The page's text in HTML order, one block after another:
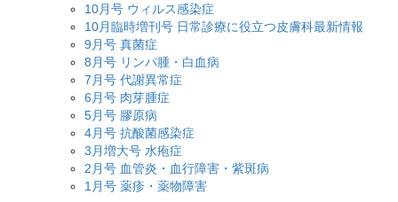
10月号 ウィルス感染症
10月臨時増刊号 日常診療に役立つ皮膚科最新情報
9月号 真菌症
8月号 リンパ腫・白血病
7月号 代謝異常症
6月号 肉芽腫症
5月号 膠原病
4月号 抗酸菌感染症
3月増大号 水疱症
2月号 血管炎・血行障害・紫斑病
1月号 薬疹・薬物障害